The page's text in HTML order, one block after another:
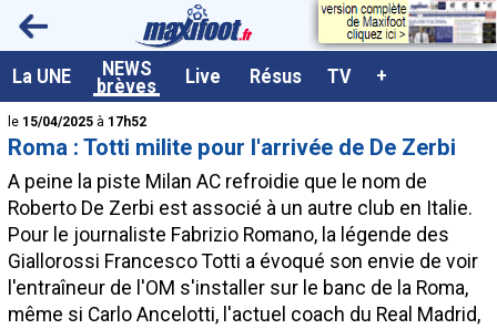
La UNE NEWS
brèves Live Résus TV +
<
le 15/04/2025 à 17h52
Roma : Totti milite pour l'arrivée de De Zerbi
A peine la piste Milan AC refroidie que le nom de
Roberto De Zerbi est associé à un autre club en Italie.
Pour le journaliste Fabrizio Romano, la légende des
Giallorossi Francesco Totti a évoqué son envie de voir
l'entraîneur de l'OM s'installer sur le banc de la Roma,
même si Carlo Ancelotti, l'actuel coach du Real Madrid,
A la UNE
Dernières brèves
Live / Matchs en direct
Résultats et Classements
Class. buteurs européens
Programme TV foot
Vidéos